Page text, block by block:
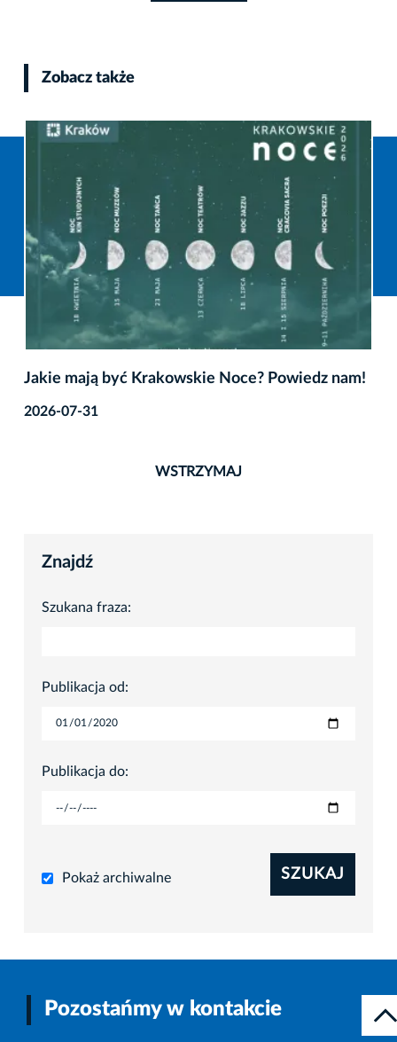
Zobacz także
Jakie mają być Krakowskie Noce? Powiedz nam!
2026-07-31
WSTRZYMAJ
Znajdź
Szukana fraza:
Publikacja od:
Publikacja do:
Pokaż archiwalne SZUKAJ
Pozostańmy w kontakcie